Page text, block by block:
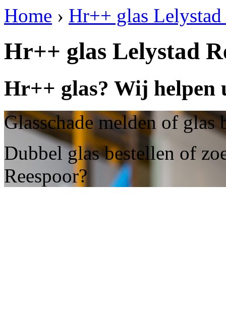
Home › Hr++ glas Lelystad
Hr++ glas Lelystad
Hr++ glas? Wij helpen
Glasschade melden of glas
Dubbel glas bestellen of
Reespoor?